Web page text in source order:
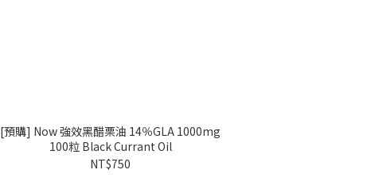
[預購] Now 強效黑醋栗油 14％GLA 1000mg
100粒 Black Currant Oil
NT$750